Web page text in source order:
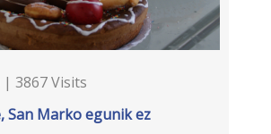
3867 Visits
San Marko egunik ez